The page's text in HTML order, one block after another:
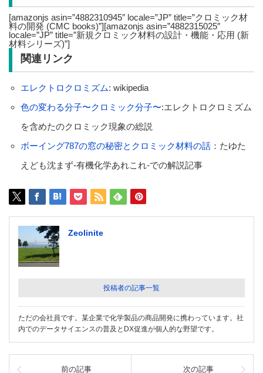
[amazonjs asin=”4882310945″ locale=”JP” title=”クロミック材
料の開発 (CMC books)”][amazonjs asin=”4882315025″
locale=”JP” title=”新規クロミック材料の設計・機能・応用 (新
材料シリーズ)”]
関連リンク
エレクトロクロミズム: wikipedia
色の変わる分子〜クロミック分子〜:エレクトロクロミズム
を含めたのクロミック現象の総説
ボーイング787の窓の秘密とクロミック材料の話：たゆた
えども沈まず-有機化学あれこれ-での解説記事
Zeolinite
投稿者の記事一覧
ただの会社員です。某企業で化学製品の商品開発に携わっています。社
内でのデータサイエンスの普及とDX促進が個人的な野望です。
前の記事 次の記事